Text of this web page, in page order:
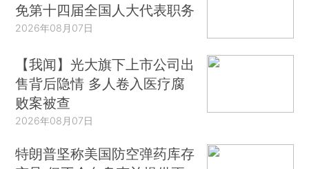
免第十四届全国人大代表职务
2026年08月07日
【我闻】光大旗下上市公司出
售背后隐情 多人卷入医疗腐
败案被查
2026年08月07日
特朗普坚称美国防空弹药库存